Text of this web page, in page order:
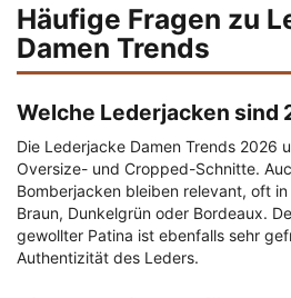
Häufige Fragen zu
Damen Trends
Welche Lederjacken sind
Die Lederjacke Damen Trends 2026
Oversize- und Cropped-Schnitte.
Bomberjacken bleiben relevant, oft
Braun, Dunkelgrün oder Bordeaux.
gewollter Patina ist ebenfalls sehr
Authentizität des Leders.